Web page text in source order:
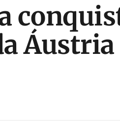
Áustria